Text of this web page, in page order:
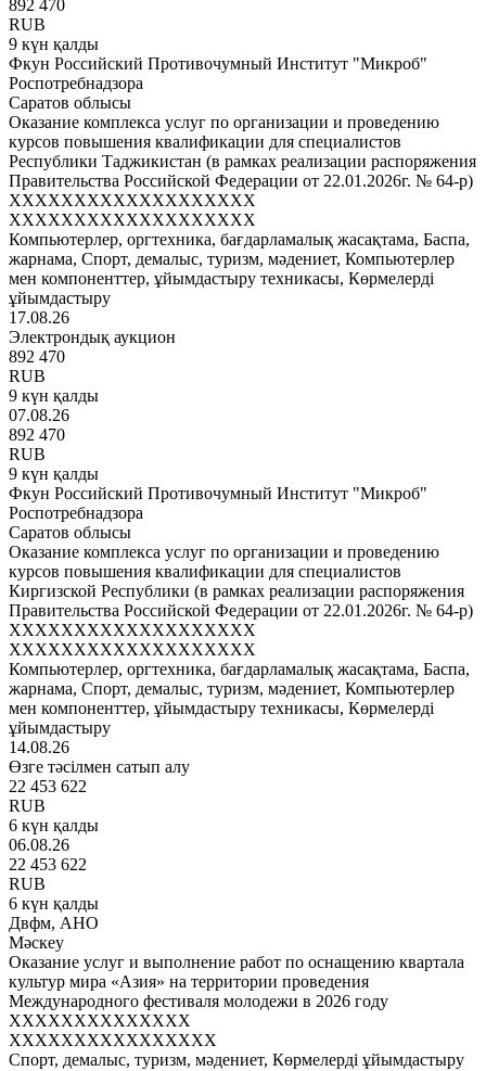
892 470
RUB
9 күн қалды
Фкун Российский Противочумный Институт "Микроб"
Роспотребнадзора
Саратов облысы
Оказание комплекса услуг по организации и проведению
курсов повышения квалификации для специалистов
Республики Таджикистан (в рамках реализации распоряжения
Правительства Российской Федерации от 22.01.2026г. № 64-р)
XXXXXXXXXXXXXXXXXXX
XXXXXXXXXXXXXXXXXXX
Компьютерлер, оргтехника, бағдарламалық жасақтама, Баспа,
жарнама, Спорт, демалыс, туризм, мәдениет, Компьютерлер
мен компоненттер, ұйымдастыру техникасы, Көрмелерді
ұйымдастыру
17.08.26
Электрондық аукцион
892 470
RUB
9 күн қалды
07.08.26
892 470
RUB
9 күн қалды
Фкун Российский Противочумный Институт "Микроб"
Роспотребнадзора
Саратов облысы
Оказание комплекса услуг по организации и проведению
курсов повышения квалификации для специалистов
Киргизской Республики (в рамках реализации распоряжения
Правительства Российской Федерации от 22.01.2026г. № 64-р)
XXXXXXXXXXXXXXXXXXX
XXXXXXXXXXXXXXXXXXX
Компьютерлер, оргтехника, бағдарламалық жасақтама, Баспа,
жарнама, Спорт, демалыс, туризм, мәдениет, Компьютерлер
мен компоненттер, ұйымдастыру техникасы, Көрмелерді
ұйымдастыру
14.08.26
Өзге тәсілмен сатып алу
22 453 622
RUB
6 күн қалды
06.08.26
22 453 622
RUB
6 күн қалды
Двфм, АНО
Мәскеу
Оказание услуг и выполнение работ по оснащению квартала
культур мира «Азия» на территории проведения
Международного фестиваля молодежи в 2026 году
XXXXXXXXXXXXXX
XXXXXXXXXXXXXXXX
Спорт, демалыс, туризм, мәдениет, Көрмелерді ұйымдастыру